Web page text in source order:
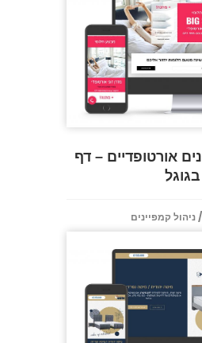
אורטופדיים – דף
/ ניהול קמפיינים